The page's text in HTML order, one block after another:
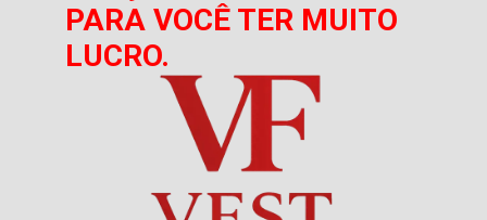
PARA VOCÊ TER MUITO
LUCRO.